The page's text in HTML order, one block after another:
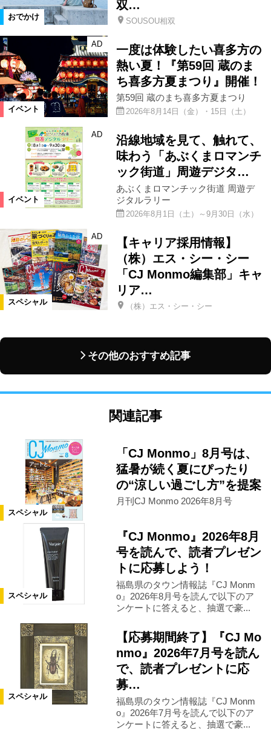
おでかけ
双…
SOUSOU相双
イベント
AD
一度は体験したい喜多方の
熱い夏！『第59回 蔵のま
ち喜多方夏まつり』開催！
第59回 蔵のまち喜多方夏まつり
2026年8月14日（金）・15日（土）
イベント
AD
沿線地域を見て、触れて、
味わう「あぶくまロマンチ
ック街道」周遊デジタ…
あぶくまロマンチック街道 周遊デ
ジタルラリー
2026年8月1日（土）～9月30日（水）
スペシャル
AD
【キャリア採用情報】
（株）エス・シー・シー
「CJ Monmo編集部」キャ
リア…
（株）エス・シー・シー
その他のおすすめ記事
関連記事
スペシャル
「CJ Monmo」8月号は、
猛暑が続く夏にぴったり
の“涼しい過ごし方”を提案
月刊CJ Monmo 2026年8月号
スペシャル
『CJ Monmo』2026年8月
号を読んで、読者プレゼン
トに応募しよう！
福島県のタウン情報誌『CJ Monm
o』2026年8月号を読んで以下のア
ンケートに答えると、抽選で豪...
スペシャル
【応募期間終了】『CJ Mo
nmo』2026年7月号を読ん
で、読者プレゼントに応
募…
福島県のタウン情報誌『CJ Monm
o』2026年7月号を読んで以下のア
ンケートに答えると、抽選で豪...